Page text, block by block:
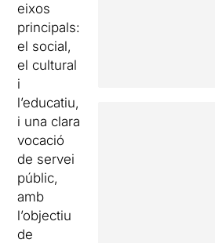
eixos
principals:
el social,
el cultural
i
l’educatiu,
i una clara
vocació
de servei
públic,
amb
l’objectiu
de